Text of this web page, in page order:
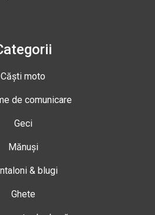
Căști moto
de comunicare
Geci
Mănuși
& blugi
Ghete